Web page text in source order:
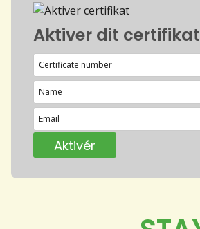
Aktiver dit certifikat